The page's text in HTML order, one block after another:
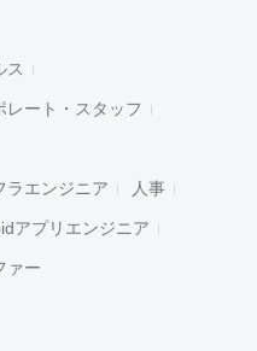
ス
レート・スタッフ
ラエンジニア 人事
アプリエンジニア
ァー